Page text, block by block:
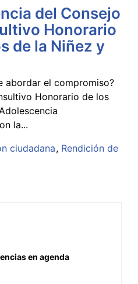
del Consejo
Honorario
de la Niñez y
abordar el compromiso?
Honorario de los
la...
ciudadana Rendición de
en agenda